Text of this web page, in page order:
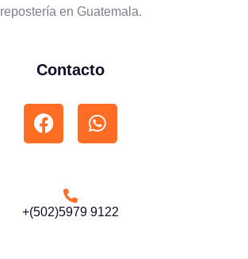
repostería en Guatemala.
Contacto
+(502)5979 9122